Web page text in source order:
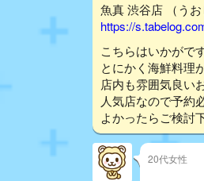
魚真 渋谷店 （う
https://
こちらはいかがで
とにかく海鮮料理
店内も雰囲気良い
人気店なので予約
よかったらご検討
20代女性